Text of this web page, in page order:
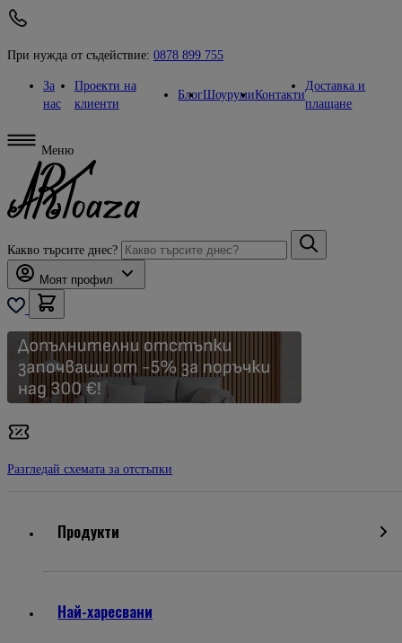
При нужда от съдействие: 0878 899 755
За
нас
Проекти на
клиенти
БлогШоурумиКонтакти
Доставка и
плащане
Меню
Какво търсите днес?
Моят профил
Разгледай схемата за отстъпки
Продукти
Най-харесвани